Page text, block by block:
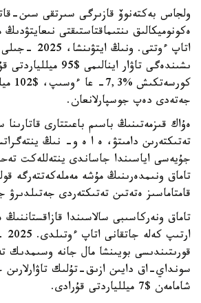
ولجاس بەكتەنوۆ قازىرگى سىرتقى سىن-
ەكونوميكالىق ىنتىماقتاستىقتى
اتاپ ءوتتى.
ىشىندەگى تاۋار
جەتەدى دەپ جوسپارلانعان.
ەۇاك قىزمەتىنىڭ باسىم باعىتتارى قاتارىنا
تەتىكتەرىن دامىتۋ، ە ا ە و- نىڭ
جۇيەسى اياسىندا جاساندى ينتەللەكت
تاماق ونىمدەرىنىڭ مۇشە مەملەكەتتەرگە
قامتاماسىز ەتەتىن تەتىكتەردى جەتىلدىرۋ
تاماق ونەركاسىبى سالاسىندا
قورىتىندىسى بويىنشا مال جانە وسىمدىك
سونداي-اق دايىن ازىق-تۇلىك تاۋارلارىن
شامامەن $7 ميللياردتى قۇرادى.